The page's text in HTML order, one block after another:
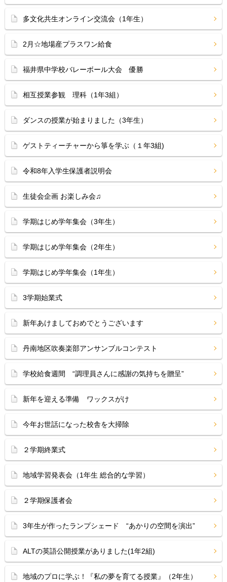
多文化共生オンライン交流会（1年生）
2月☆地場産プラスワン給食
福井県中学校バレーボール大会 優勝
相互授業参観 理科（1年3組）
ダンスの授業が始まりました（3年生）
ゲストティーチャーから箏を学ぶ（１年3組)
令和8年入学生保護者説明会
生徒会企画 お楽しみ会♫
学期はじめ学年集会（3年生）
学期はじめ学年集会（2年生）
学期はじめ学年集会（1年生）
3学期始業式
新年あけましておめでとうございます
丹南地区吹奏楽部アンサンブルコンテスト
学校給食週間 “調理員さんに感謝の気持ちを贈呈”
新年を迎える準備 ワックスがけ
今年お世話になった校舎を大掃除
２学期終業式
地域学習発表会（1年生 総合的な学習）
２学期保護者会
3年生が作ったランプシェード “あかりの空間を演出”
ALTの英語公開授業がありました(1年2組)
地域のプロに学ぶ！『私の夢を育てる授業』（2年生）